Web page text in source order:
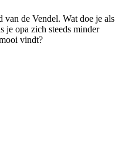
van de Vendel. Wat doe je als
je opa zich steeds minder
vindt?